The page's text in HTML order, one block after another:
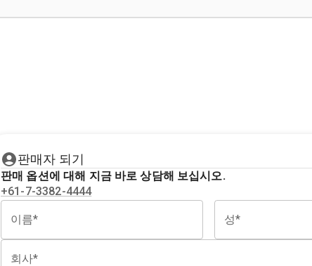
판매자 되기
판매 옵션에 대해 지금 바로 상담해 보십시오.
+61-7-3382-4444
이름* 성*
회사*